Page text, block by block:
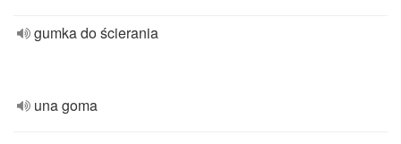
gumka do ścierania
una goma